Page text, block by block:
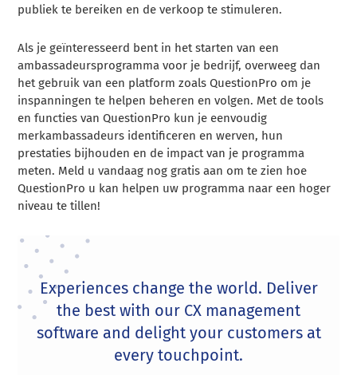
publiek te bereiken en de verkoop te stimuleren.
Als je geïnteresseerd bent in het starten van een
ambassadeursprogramma voor je bedrijf, overweeg dan
het gebruik van een platform zoals QuestionPro om je
inspanningen te helpen beheren en volgen. Met de tools
en functies van QuestionPro kun je eenvoudig
merkambassadeurs identificeren en werven, hun
prestaties bijhouden en de impact van je programma
meten. Meld u vandaag nog gratis aan om te zien hoe
QuestionPro u kan helpen uw programma naar een hoger
niveau te tillen!
Experiences change the world. Deliver
the best with our CX management
software and delight your customers at
every touchpoint.